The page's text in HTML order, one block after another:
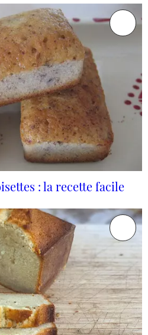
: la recette facile